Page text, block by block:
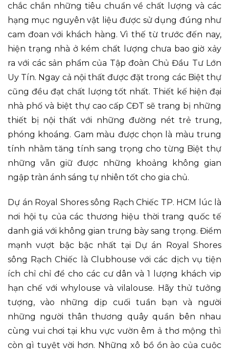
chắc chắn những tiêu chuẩn về chất lượng và các
hạng mục nguyên vật liệu được sử dụng đúng như
cam đoan với khách hàng. Vì thế từ trước đến nay,
hiện trạng nhà ở kém chất lượng chưa bao giờ xảy
ra với các sản phẩm của Tập đoàn Chủ Đầu Tư Lớn
Uy Tín. Ngay cả nội thất được đặt trong các Biệt thự
cũng đều đạt chất lượng tốt nhất. Thiết kế hiện đại
nhà phố và biệt thự cao cấp CĐT sẽ trang bị những
thiết bị nội thất với những đường nét trẻ trung,
phóng khoáng. Gam màu được chọn là màu trung
tính nhằm tăng tính sang trọng cho từng Biệt thự
những vẫn giữ được những khoảng không gian
ngập tràn ánh sáng tự nhiên tốt cho gia chủ.
Dự án Royal Shores sông Rạch Chiếc TP. HCM lúc là
nơi hội tụ của các thương hiệu thời trang quốc tế
danh giá với không gian trưng bày sang trọng. Điểm
mạnh vượt bậc bậc nhất tại Dự án Royal Shores
sông Rạch Chiếc là Clubhouse với các dịch vụ tiện
ích chỉ chỉ để cho các cư dân và 1 lượng khách vip
hạn chế với whylouse và vilalouse. Hãy thử tưởng
tượng, vào những dịp cuối tuần bạn và người
những người thân thương quây quần bên nhau
cùng vui chơi tại khu vực vườn êm ả thơ mộng thì
còn gì tuyệt vời hơn. Những xô bồ ồn ào của cuộc